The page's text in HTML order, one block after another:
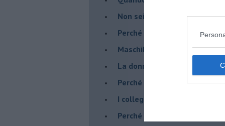
​Non sei indietro, stai
​Perché abbiamo bisogno di
​Maschilismo inconsapevole
​La donna può scegliere di
​Perché abbiamo così
​I collegamenti tra filosofia e
​Perché tutti si sentono in